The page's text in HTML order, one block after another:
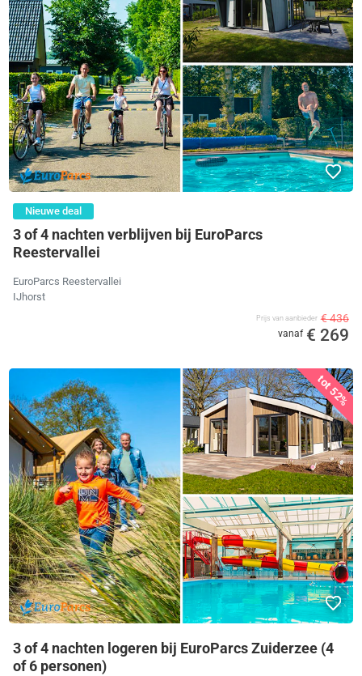
Nieuwe deal
3 of 4 nachten verblijven bij EuroParcs
Reestervallei
EuroParcs Reestervallei
IJhorst
Prijs van aanbieder € 436
vanaf € 269
tot 52%
3 of 4 nachten logeren bij EuroParcs Zuiderzee (4
of 6 personen)